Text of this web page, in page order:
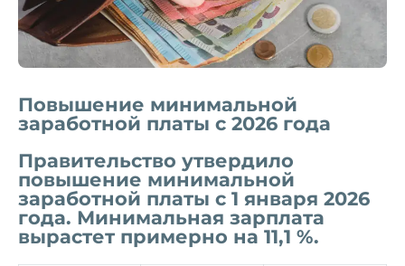
Повышение минимальной
заработной платы с 2026 года
Правительство утвердило
повышение минимальной
заработной платы с 1 января 2026
года. Минимальная зарплата
вырастет примерно на 11,1 %.